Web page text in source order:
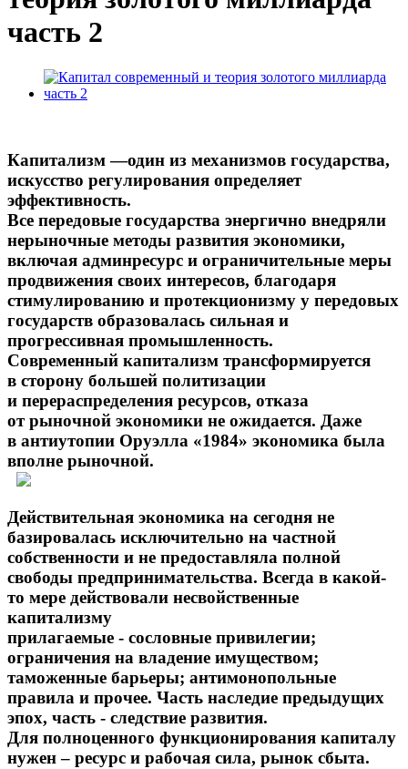
часть 2
Капитализм —один из механизмов государства,
искусство регулирования определяет
эффективность.
Все передовые государства энергично внедряли
нерыночные методы развития экономики,
включая админресурс и ограничительные меры
продвижения своих интересов, благодаря
стимулированию и протекционизму у передовых
государств образовалась сильная и
прогрессивная промышленность.
Современный капитализм трансформируется
в сторону большей политизации
и перераспределения ресурсов, отказа
от рыночной экономики не ожидается. Даже
в антиутопии Оруэлла «1984» экономика была
вполне рыночной.
Действительная экономика на сегодня не
базировалась исключительно на частной
собственности и не предоставляла полной
свободы предпринимательства. Всегда в какой-
то мере действовали несвойственные
капитализму
прилагаемые - сословные привилегии;
ограничения на владение имуществом;
таможенные барьеры; антимонопольные
правила и прочее. Часть наследие предыдущих
эпох, часть - следствие развития.
Для полноценного функционирования капиталу
нужен – ресурс и рабочая сила, рынок сбыта.